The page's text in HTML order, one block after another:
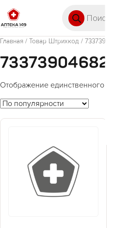
Главная / Товар Штрихкод /
Отображение единственного